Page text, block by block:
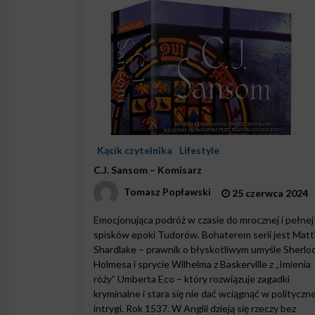
Kącik czytelnika
Lifestyle
C.J. Sansom – Komisarz
Tomasz Popławski
25 czerwca 2024
Emocjonująca podróż w czasie do mrocznej i pełnej
spisków epoki Tudorów. Bohaterem serii jest
Shardlake – prawnik o błyskotliwym umyśle
Holmesa i sprycie Wilhelma z Baskerville z „Imienia
róży” Umberta Eco – który rozwiązuje zagadki
kryminalne i stara się nie dać wciągnąć w polityczne
intrygi. Rok 1537. W Anglii dzieją się rzeczy bez